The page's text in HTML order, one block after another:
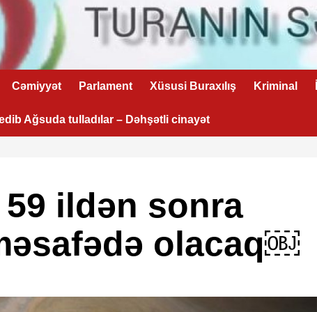
Cəmiyyət Parlament Xüsusi Buraxılış Kriminal
Ağsuda tulladılar – Dəhşətli cinayət
ildən sonra
olacaq￼